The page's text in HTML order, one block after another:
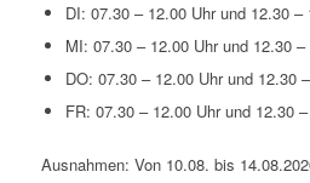
DI: 07.30 – 12.00 Uhr und 12.30 –
MI: 07.30 – 12.00 Uhr und 12.30 –
DO: 07.30 – 12.00 Uhr und 12.30
FR: 07.30 – 12.00 Uhr und 12.30
Ausnahmen: Von 10.08. bis